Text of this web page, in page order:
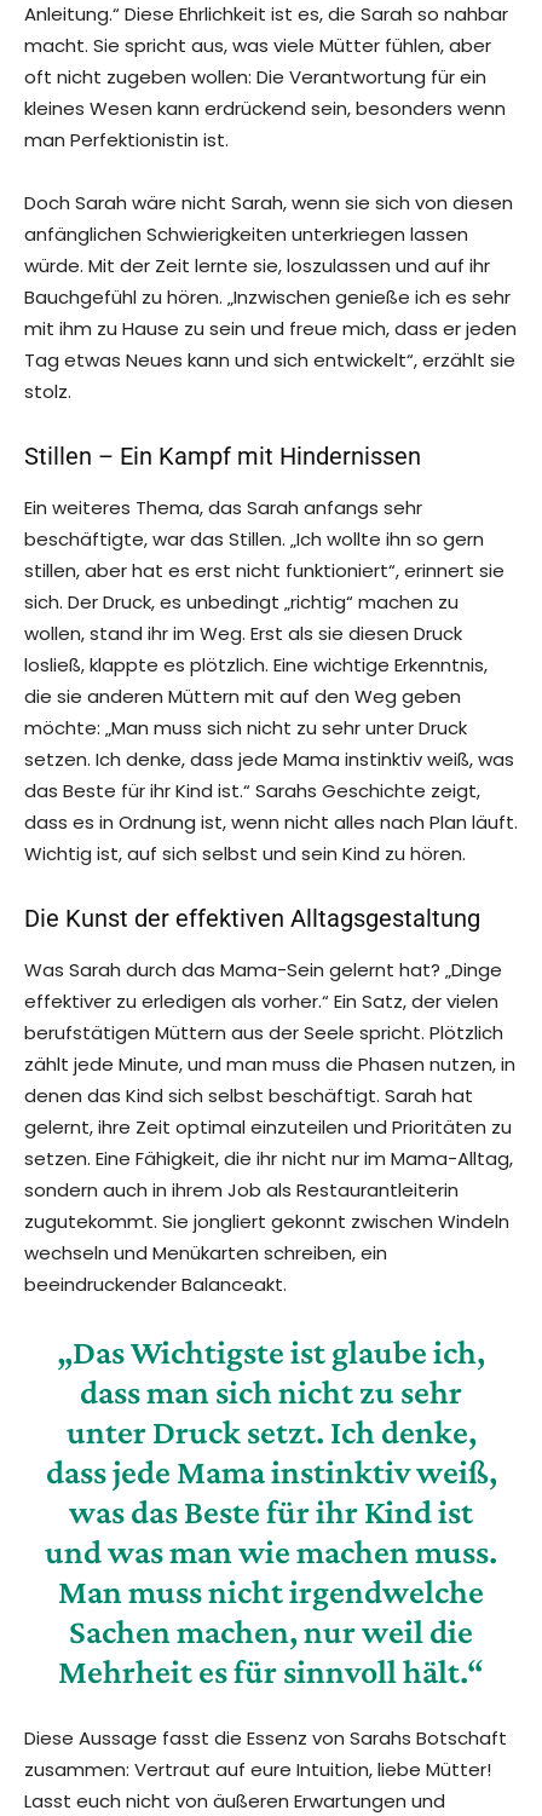
Anleitung.“ Diese Ehrlichkeit ist es, die Sarah so nahbar
macht. Sie spricht aus, was viele Mütter fühlen, aber
oft nicht zugeben wollen: Die Verantwortung für ein
kleines Wesen kann erdrückend sein, besonders wenn
man Perfektionistin ist.
Doch Sarah wäre nicht Sarah, wenn sie sich von diesen
anfänglichen Schwierigkeiten unterkriegen lassen
würde. Mit der Zeit lernte sie, loszulassen und auf ihr
Bauchgefühl zu hören. „Inzwischen genieße ich es sehr
mit ihm zu Hause zu sein und freue mich, dass er jeden
Tag etwas Neues kann und sich entwickelt“, erzählt sie
stolz.
Stillen – Ein Kampf mit Hindernissen
Ein weiteres Thema, das Sarah anfangs sehr
beschäftigte, war das Stillen. „Ich wollte ihn so gern
stillen, aber hat es erst nicht funktioniert“, erinnert sie
sich. Der Druck, es unbedingt „richtig“ machen zu
wollen, stand ihr im Weg. Erst als sie diesen Druck
losließ, klappte es plötzlich. Eine wichtige Erkenntnis,
die sie anderen Müttern mit auf den Weg geben
möchte: „Man muss sich nicht zu sehr unter Druck
setzen. Ich denke, dass jede Mama instinktiv weiß, was
das Beste für ihr Kind ist.“ Sarahs Geschichte zeigt,
dass es in Ordnung ist, wenn nicht alles nach Plan läuft.
Wichtig ist, auf sich selbst und sein Kind zu hören.
Die Kunst der effektiven Alltagsgestaltung
Was Sarah durch das Mama-Sein gelernt hat? „Dinge
effektiver zu erledigen als vorher.“ Ein Satz, der vielen
berufstätigen Müttern aus der Seele spricht. Plötzlich
zählt jede Minute, und man muss die Phasen nutzen, in
denen das Kind sich selbst beschäftigt. Sarah hat
gelernt, ihre Zeit optimal einzuteilen und Prioritäten zu
setzen. Eine Fähigkeit, die ihr nicht nur im Mama-Alltag,
sondern auch in ihrem Job als Restaurantleiterin
zugutekommt. Sie jongliert gekonnt zwischen Windeln
wechseln und Menükarten schreiben, ein
beeindruckender Balanceakt.
„Das Wichtigste ist glaube ich,
dass man sich nicht zu sehr
unter Druck setzt. Ich denke,
dass jede Mama instinktiv weiß,
was das Beste für ihr Kind ist
und was man wie machen muss.
Man muss nicht irgendwelche
Sachen machen, nur weil die
Mehrheit es für sinnvoll hält.“
Diese Aussage fasst die Essenz von Sarahs Botschaft
zusammen: Vertraut auf eure Intuition, liebe Mütter!
Lasst euch nicht von äußeren Erwartungen und